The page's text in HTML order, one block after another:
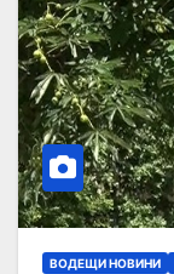
ВОДЕЩИ НОВИНИ